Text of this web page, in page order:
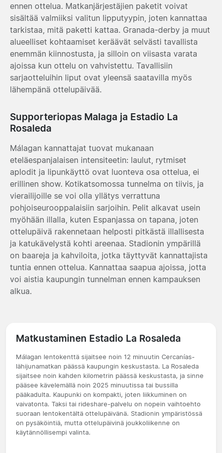
ennen ottelua. Matkanjärjestäjien paketit voivat
sisältää valmiiksi valitun lipputyypin, joten kannattaa
tarkistaa, mitä paketti kattaa. Granada-derby ja muut
alueelliset kohtaamiset keräävät selvästi tavallista
enemmän kiinnostusta, ja silloin on viisasta varata
ajoissa kun ottelu on vahvistettu. Tavallisiin
sarjaotteluihin liput ovat yleensä saatavilla myös
lähempänä ottelupäivää.
Supporteriopas Malaga ja Estadio La
Rosaleda
Málagan kannattajat tuovat mukanaan
eteläespanjalaisen intensiteetin: laulut, rytmiset
aplodit ja lipunkäyttö ovat luonteva osa ottelua, ei
erillinen show. Kotikatsomossa tunnelma on tiivis, ja
vierailijoille se voi olla yllätys verrattuna
pohjoiseurooppalaisiin sarjoihin. Pelit alkavat usein
myöhään illalla, kuten Espanjassa on tapana, joten
ottelupäivä rakennetaan helposti pitkästä illallisesta
ja katukävelystä kohti areenaa. Stadionin ympärillä
on baareja ja kahviloita, jotka täyttyvät kannattajista
tuntia ennen ottelua. Kannattaa saapua ajoissa, jotta
voi aistia kaupungin tunnelman ennen kampauksen
alkua.
Matkustaminen Estadio La Rosaleda
Málagan lentokenttä sijaitsee noin 12 minuutin Cercanías-
lähijunamatkan päässä kaupungin keskustasta. La Rosaleda
sijaitsee noin kahden kilometrin päässä keskustasta, ja sinne
pääsee kävelemällä noin 2025 minuutissa tai bussilla
pääkadulta. Kaupunki on kompakti, joten liikkuminen on
vaivatonta. Taksi tai rideshare-palvelu on nopein vaihtoehto
suoraan lentokentältä ottelupäivänä. Stadionin ympäristössä
on pysäköintiä, mutta ottelupäivinä joukkoliikenne on
käytännöllisempi valinta.